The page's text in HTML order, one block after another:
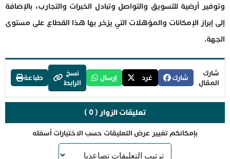
وتوفير أرضية للتسويق والتواصل وتبادل الخبرات والتجارب، بالإضافة
إلى إبراز الإمكانات والمؤهلات التي يزخر بها هذا القطاع على مستوى
الجهة.
شارك
المقال
شارك غرد إرسال
نسخ
الرابط
طباعة
تعليقات الزوار ( 0 )
بإمكانكم تغيير عرض التعليقات حسب الاختيارات أسفله